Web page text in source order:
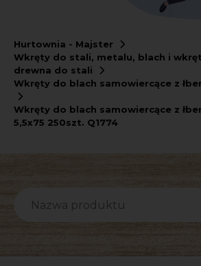
Hurtownia - Majster
Wkręty do stali, metalu, blach i
drewna do stali
Wkręty do blach samowiercące z
Wkręty do blach samowiercące z
5,5x75 250szt. Q1774